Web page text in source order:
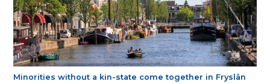
Minorities without a kin-state come together in Fryslân